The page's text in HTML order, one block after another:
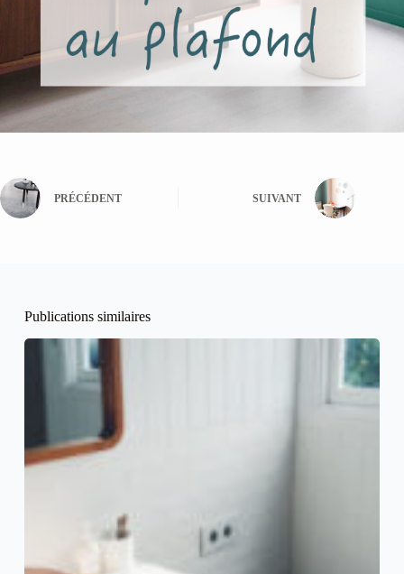
PRÉCÉDENT SUIVANT
Publications similaires